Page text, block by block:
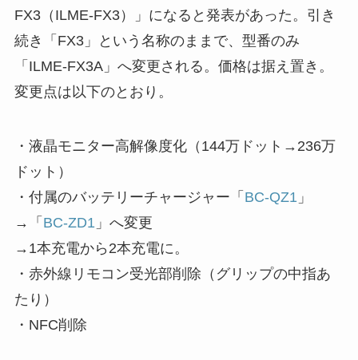
FX3（ILME-FX3）」になると発表があった。引き
続き「FX3」という名称のままで、型番のみ
「ILME-FX3A」へ変更される。価格は据え置き。
変更点は以下のとおり。
・液晶モニター高解像度化（144万ドット→236万
ドット）
・付属のバッテリーチャージャー「 BC-QZ1 」
→「 BC-ZD1 」へ変更
→1本充電から2本充電に。
・赤外線リモコン受光部削除（グリップの中指あ
たり）
・NFC削除